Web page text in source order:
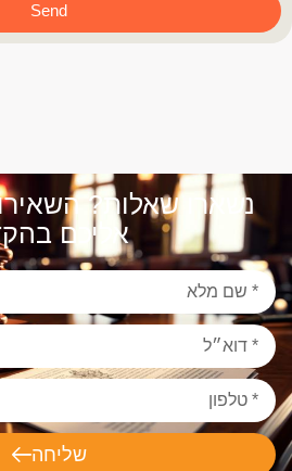
Send
נשארו שאלות? השאירו
אליכם
שליחה